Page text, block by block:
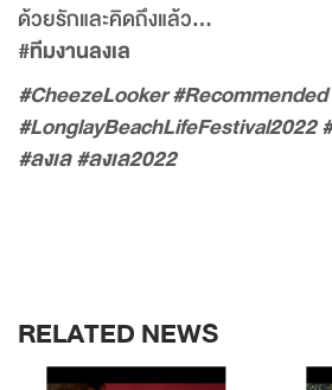
ด้วยรักและคิดถึงแล้ว...
#ทีมงานลงเล
#CheezeLooker #Recommended
#LonglayBeachLifeFestival2022
#ลงเล #ลงเล2022
RELATED NEWS